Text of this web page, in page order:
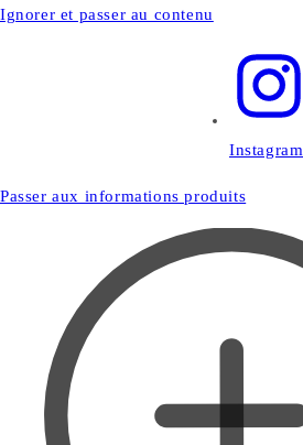
Ignorer et passer au contenu
Instagram
Passer aux informations produits